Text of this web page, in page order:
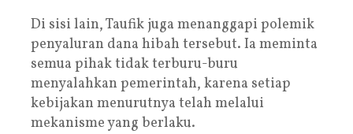
Di sisi lain, Taufik juga menanggapi polemik
penyaluran dana hibah tersebut. Ia meminta
semua pihak tidak terburu-buru
menyalahkan pemerintah, karena setiap
kebijakan menurutnya telah melalui
mekanisme yang berlaku.